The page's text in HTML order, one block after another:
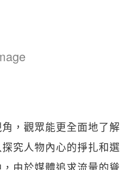
，觀眾能更全面地了解
究人物內心的掙扎和選
由於媒體追求流量的聳